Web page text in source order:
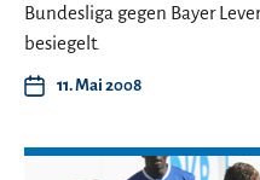
Bundesliga gegen Bayer
besiegelt.
11. Mai 2008